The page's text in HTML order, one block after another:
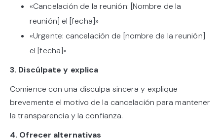
«Cancelación de la reunión: [Nombre de la
reunión] el [fecha]»
«Urgente: cancelación de [nombre de la reunión]
el [fecha]»
3. Discúlpate y explica
Comience con una disculpa sincera y explique
brevemente el motivo de la cancelación para mantener
la transparencia y la confianza.
4. Ofrecer alternativas